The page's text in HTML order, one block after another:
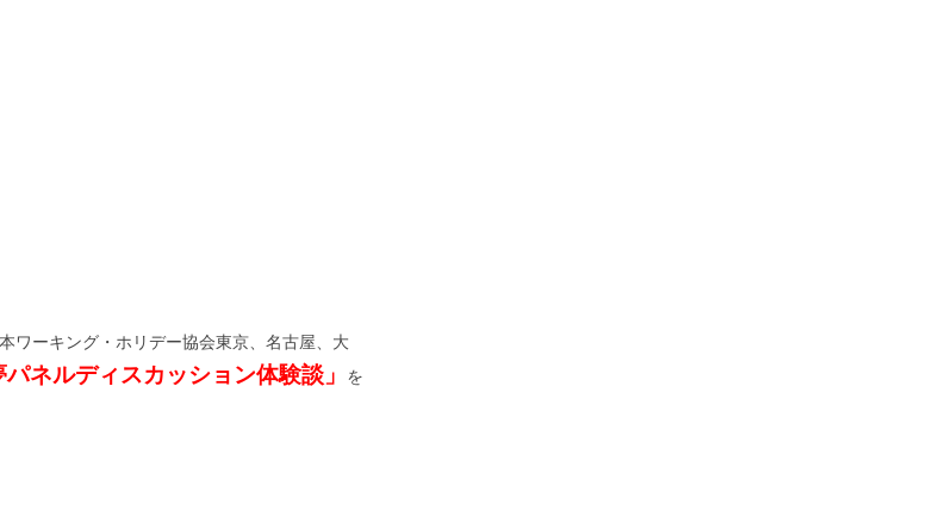
ワーキング・ホリデー協会東京、名古屋、大
パネルディスカッション体験談」
を